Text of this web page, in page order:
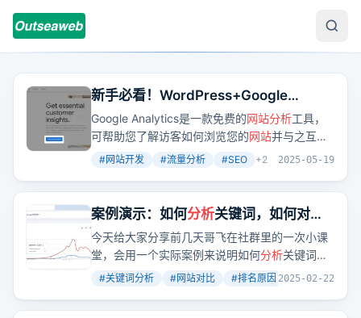
新手必看！WordPress+Google
Analytics完整设置，一步到位查看 网站
数据
Google Analytics是一款免费的网站分析工具，
可帮助您了解访客如何浏览您的网站并与之互
动。只需在您的WordPress网站
中添加跟踪代码
解网站访问者人口统计信息、人们如何找到您的
网站、各个页面的互动以及转化等情况。在您的
网站 上安装Google Analytics可让您做出数据驱
动的决策。
#网站开发 #流量分析 #SEO +2 2025-05-19
案例演示：如何分析关键词，如何对比
网站，如何推断排前面的网站能够拿到
排名的原因
今天给大家分享前几天哥飞在社群里的一次小课
堂，会用一个实际案例来说明如何分析关键词，
如何对比网站 ，如何推断排前面的网站能够拿到
blockblastsolver.com注册于2024年9月1日，
#关键词分析 #网站对比 #排名原因 +2
2025-02-22